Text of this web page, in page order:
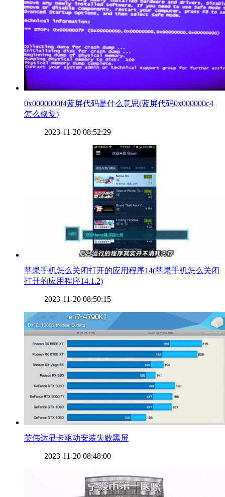
​0x0000000f4蓝屏代码是什么意思(蓝屏代码0x000000c4
怎么修复)
2023-11-20 08:52:29
​苹果手机怎么关闭打开的应用程序14(苹果手机怎么关闭
打开的应用程序14.1.2)
2023-11-20 08:50:15
​英伟达显卡驱动安装失败黑屏
2023-11-20 08:48:00